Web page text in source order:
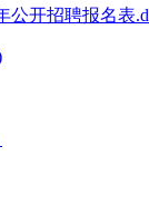
公开招聘报名表